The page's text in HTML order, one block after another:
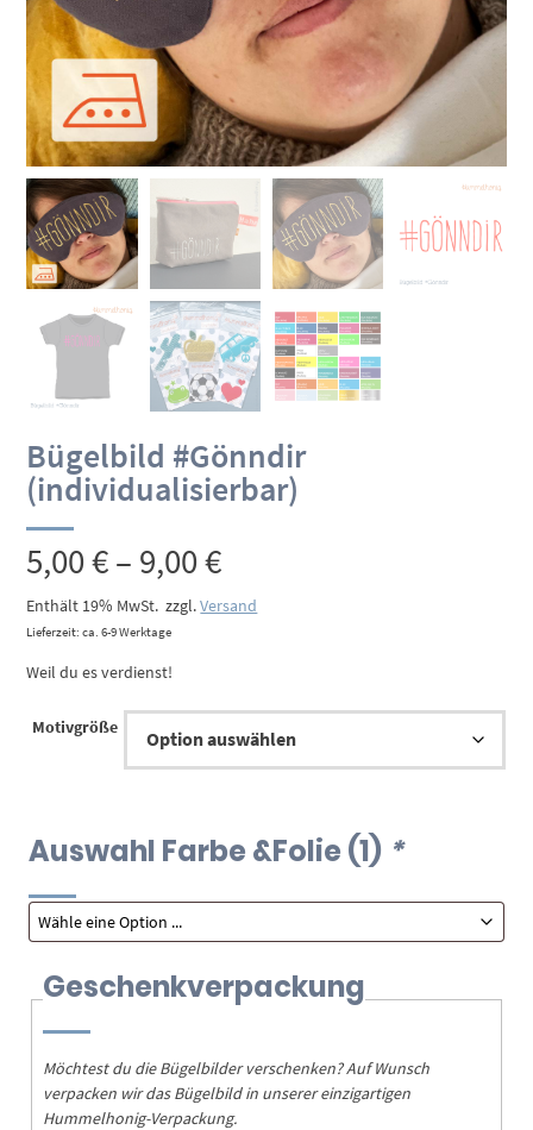
Bügelbild #Gönndir
(individualisierbar)
5,00€– 9,00€Preisspanne:
5,00 €
9,00 €
Enthält 19% MwSt. zzgl.Versand
Lieferzeit: ca. 6-9 Werktage
Weil du es verdienst!
Motivgröße
Auswahl Farbe &Folie (1) *
Geschenkverpackung
Möchtest du die Bügelbilder verschenken? Auf Wunsch
verpacken wir das Bügelbild in unserer einzigartigen
Hummelhonig-Verpackung.